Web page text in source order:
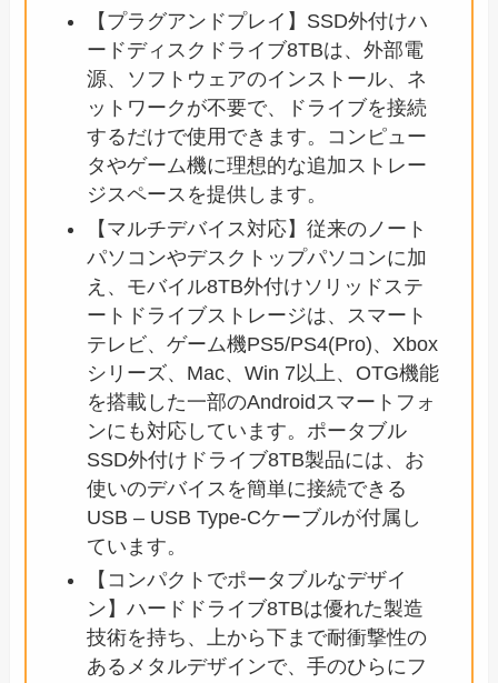
【プラグアンドプレイ】SSD外付けハ
ードディスクドライブ8TBは、外部電
源、ソフトウェアのインストール、ネ
ットワークが不要で、ドライブを接続
するだけで使用できます。コンピュー
タやゲーム機に理想的な追加ストレー
ジスペースを提供します。
【マルチデバイス対応】従来のノート
パソコンやデスクトップパソコンに加
え、モバイル8TB外付けソリッドステ
ートドライブストレージは、スマート
テレビ、ゲーム機PS5/PS4(Pro)、Xbox
シリーズ、Mac、Win 7以上、OTG機能
を搭載した一部のAndroidスマートフォ
ンにも対応しています。ポータブル
SSD外付けドライブ8TB製品には、お
使いのデバイスを簡単に接続できる
USB – USB Type-Cケーブルが付属し
ています。
【コンパクトでポータブルなデザイ
ン】ハードドライブ8TBは優れた製造
技術を持ち、上から下まで耐衝撃性の
あるメタルデザインで、手のひらにフ